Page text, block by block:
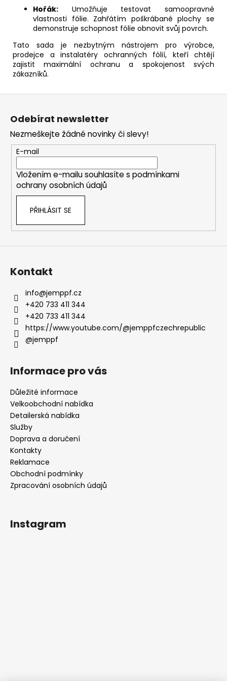
Hořák: Umožňuje testovat samoopravné
vlastnosti fólie. Zahřátím poškrábané plochy se
demonstruje schopnost fólie obnovit svůj povrch.
Tato sada je nezbytným nástrojem pro výrobce,
prodejce a instalatéry ochranných fólií, kteří chtějí
zajistit maximální ochranu a spokojenost svých
zákazníků.
Z
Odebírat newsletter
Nezmeškejte žádné novinky či slevy!
E-mail
Vložením e-mailu souhlasíte s podmínkami
ochrany osobních údajů
PŘIHLÁSIT SE
Kontakt
info@jemppf.cz
+420 733 411 344
+420 733 411 344
https://www.youtube.com/@jemppfczechrepublic
@jemppf
Informace pro vás
Důležité informace
Velkoobchodní nabídka
Detailerská nabídka
Služby
Doprava a doručení
Kontakty
Reklamace
Obchodní podmínky
Zpracování osobních údajů
Instagram